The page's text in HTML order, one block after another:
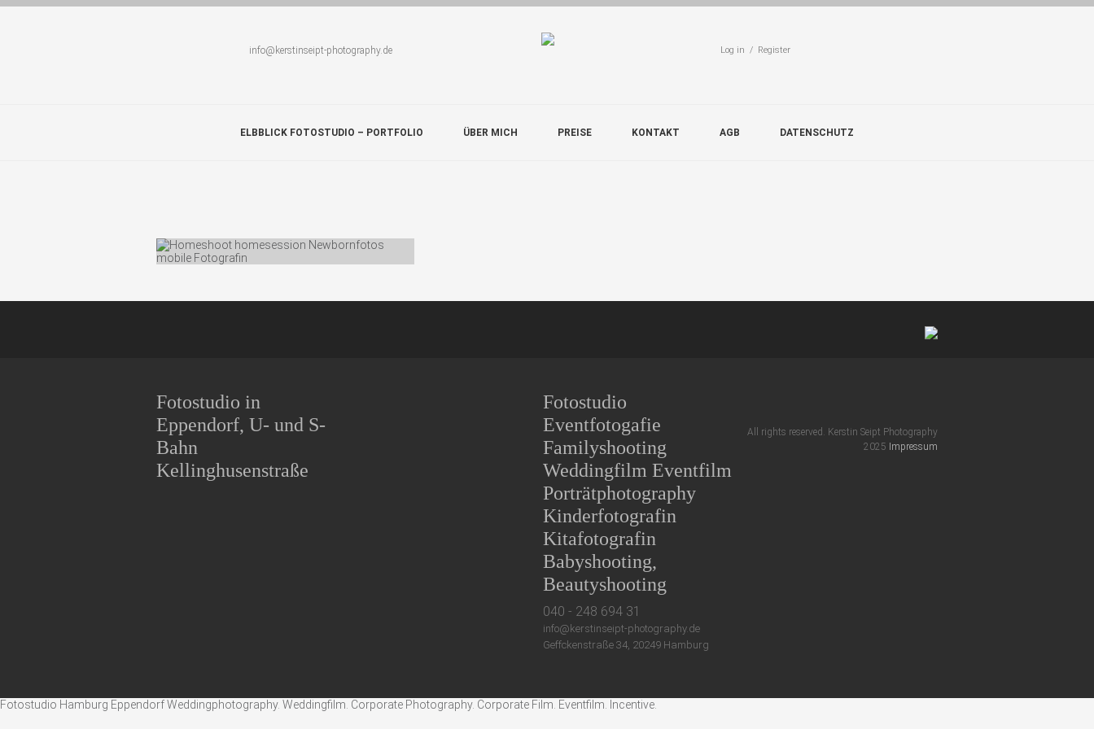
info@kerstinseipt-photography.de Log in / Register
ELBBLICK FOTOSTUDIO – PORTFOLIO ÜBER MICH PREISE KONTAKT AGB DATENSCHUTZ
Fotostudio in
Eppendorf, U- und S-
Bahn
Kellinghusenstraße
Fotostudio
Eventfotogafie
Familyshooting
Weddingfilm Eventfilm
Porträtphotography
Kinderfotografin
Kitafotografin
Babyshooting,
Beautyshooting
040 - 248 694 31
info@kerstinseipt-photography.de
Geffckenstraße 34, 20249 Hamburg
All rights reserved. Kerstin Seipt Photography
2025 Impressum
Fotostudio Hamburg Eppendorf Weddingphotography. Weddingfilm. Corporate Photography. Corporate Film. Eventfilm. Incentive.